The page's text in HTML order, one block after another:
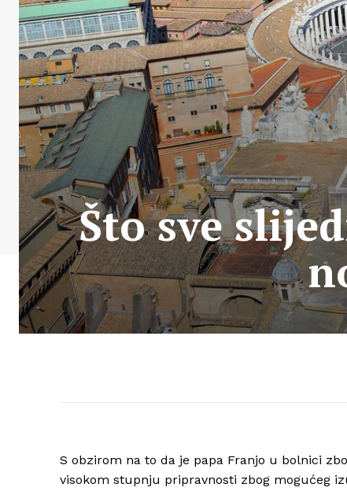
Što sve
S obzirom na to da je papa Franjo u bolnici
visokom stupnju pripravnosti zbog mogućeg